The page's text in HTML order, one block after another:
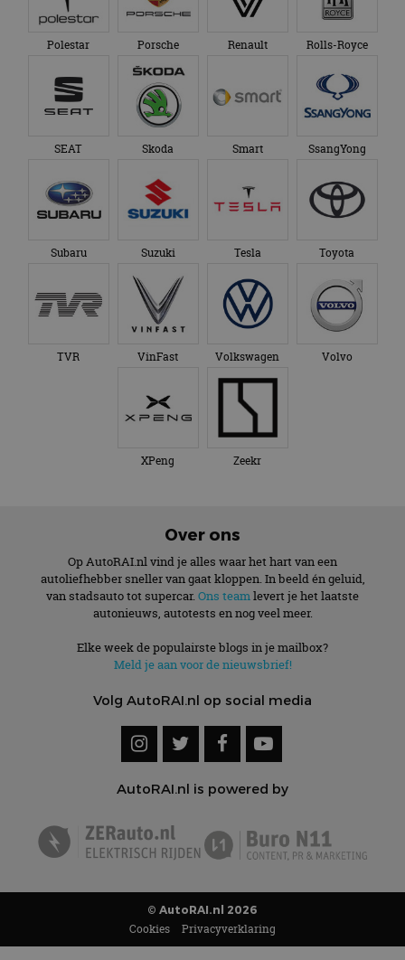
Polestar Porsche Renault Rolls-Royce
SEAT Skoda Smart SsangYong
Subaru Suzuki Tesla Toyota
TVR VinFast Volkswagen Volvo
XPeng Zeekr
Over ons
Op AutoRAI.nl vind je alles waar het hart van een
autoliefhebber sneller van gaat kloppen. In beeld én geluid,
van stadsauto tot supercar. Ons teamlevert je het laatste
autonieuws, autotests en nog veel meer.
Elke week de populairste blogs in je mailbox?
Meld je aan voor de nieuwsbrief!
Volg AutoRAI.nl op social media
AutoRAI.nl is powered by
© AutoRAI.nl 2026
Cookies Privacyverklaring